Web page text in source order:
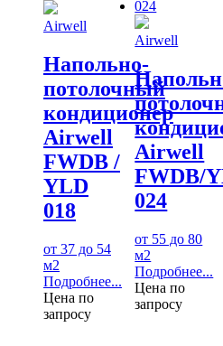
Airwell
Напольно-
потолочный
кондиционер
Airwell
FWDB /
YLD
018
от 37 до 54
м2
Подробнее...
Цена по
запросу
Airwell
Airwell
FWDB/
024
от 55 до 80
м2
Подробнее...
Цена по
запросу